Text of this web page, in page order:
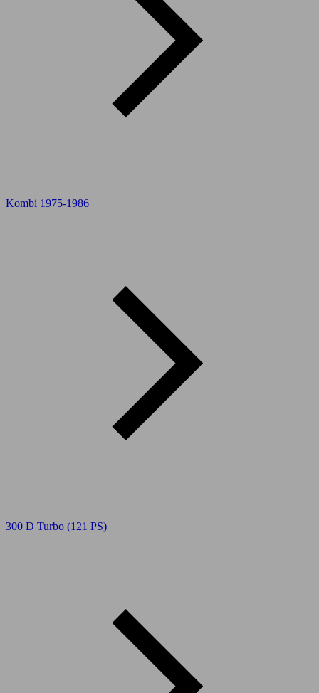
Kombi 1975-1986
300 D Turbo (121 PS)